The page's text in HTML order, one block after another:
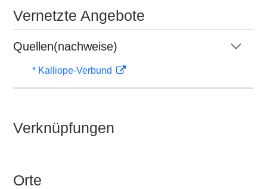
Vernetzte Angebote
Quellen(nachweise)
* Kalliope-Verbund
Verknüpfungen
Orte